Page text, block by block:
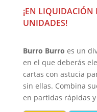
¡EN LIQUIDACIÓN
UNIDADES!
Burro Burro es un
en el que deberás
cartas con astucia
sin ellas. Combina
en partidas rápidas